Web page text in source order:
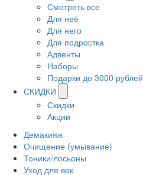
Смотреть все
Для неё
Для него
Для подростка
Адвенты
Наборы
Подарки до 3000 рублей
СКИДКИ
Скидки
Акции
Демакияж
Очищение (умывание)
Тоники/лосьоны
Уход для век